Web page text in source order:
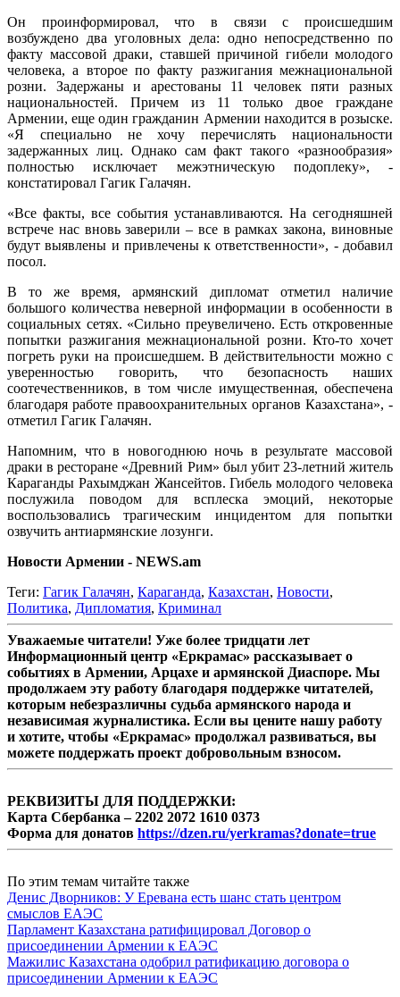
Он проинформировал, что в связи с происшедшим
возбуждено два уголовных дела: одно непосредственно по
факту массовой драки, ставшей причиной гибели молодого
человека, а второе по факту разжигания межнациональной
розни. Задержаны и арестованы 11 человек пяти разных
национальностей. Причем из 11 только двое граждане
Армении, еще один гражданин Армении находится в розыске.
«Я специально не хочу перечислять национальности
задержанных лиц. Однако сам факт такого «разнообразия»
полностью исключает межэтническую подоплеку», -
констатировал Гагик Галачян.
«Все факты, все события устанавливаются. На сегодняшней
встрече нас вновь заверили – все в рамках закона, виновные
будут выявлены и привлечены к ответственности», - добавил
посол.
В то же время, армянский дипломат отметил наличие
большого количества неверной информации в особенности в
социальных сетях. «Сильно преувеличено. Есть откровенные
попытки разжигания межнациональной розни. Кто-то хочет
погреть руки на происшедшем. В действительности можно с
уверенностью говорить, что безопасность наших
соотечественников, в том числе имущественная, обеспечена
благодаря работе правоохранительных органов Казахстана», -
отметил Гагик Галачян.
Напомним, что в новогоднюю ночь в результате массовой
драки в ресторане «Древний Рим» был убит 23-летний житель
Караганды Рахымджан Жансейтов. Гибель молодого человека
послужила поводом для всплеска эмоций, некоторые
воспользовались трагическим инцидентом для попытки
озвучить антиармянские лозунги.
Новости Армении - NEWS.am
Теги: Гагик Галачян, Караганда, Казахстан, Новости,
Политика, Дипломатия, Криминал
Уважаемые читатели! Уже более тридцати лет
Информационный центр «Еркрамас» рассказывает о
событиях в Армении, Арцахе и армянской Диаспоре. Мы
продолжаем эту работу благодаря поддержке читателей,
которым небезразличны судьба армянского народа и
независимая журналистика. Если вы цените нашу работу
и хотите, чтобы «Еркрамас» продолжал развиваться, вы
можете поддержать проект добровольным взносом.
РЕКВИЗИТЫ ДЛЯ ПОДДЕРЖКИ:
Карта Сбербанка – 2202 2072 1610 0373
Форма для донатов https://dzen.ru/yerkramas?donate=true
По этим темам читайте также
Денис Дворников: У Еревана есть шанс стать центром
смыслов ЕАЭС
Парламент Казахстана ратифицировал Договор о
присоединении Армении к ЕАЭС
Мажилис Казахстана одобрил ратификацию договора о
присоединении Армении к ЕАЭС